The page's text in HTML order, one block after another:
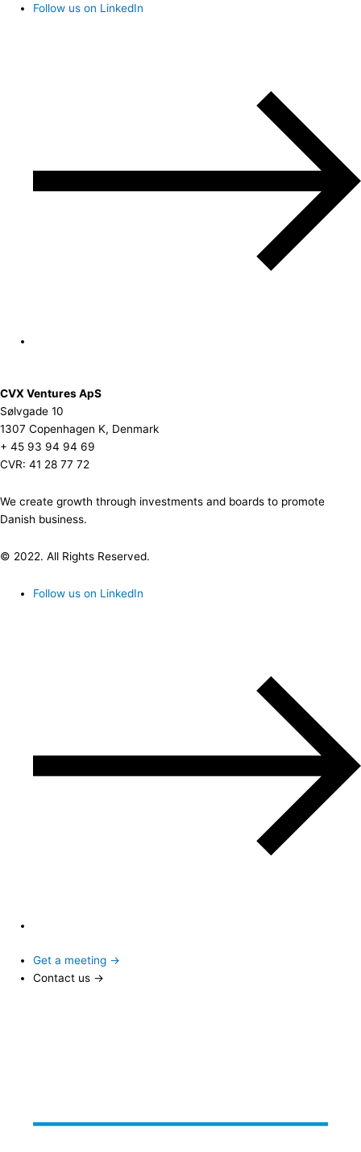
Follow us on LinkedIn
CVX Ventures ApS
Sølvgade 10
1307 Copenhagen K, Denmark
+ 45 93 94 94 69
CVR: 41 28 77 72
We create growth through investments and boards to promote
Danish business.
© 2022. All Rights Reserved.
Follow us on LinkedIn
Get a meeting →
Contact us →